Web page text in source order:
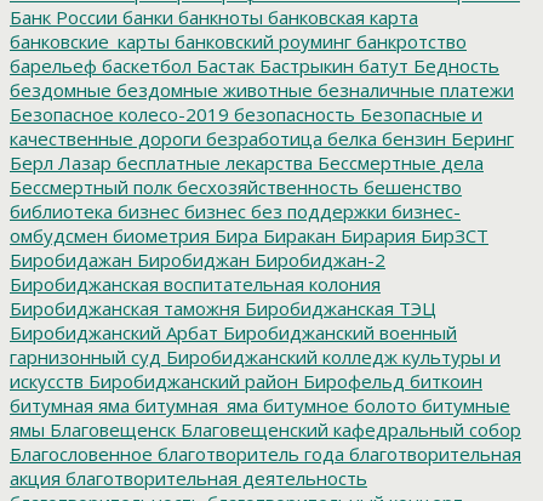
Банк России банки банкноты банковская карта
банковские_карты банковский роуминг банкротство
барельеф баскетбол Бастак Бастрыкин батут Бедность
бездомные бездомные животные безналичные платежи
Безопасное колесо-2019 безопасность Безопасные и
качественные дороги безработица белка бензин Беринг
Берл Лазар бесплатные лекарства Бессмертные дела
Бессмертный полк бесхозяйственность бешенство
библиотека бизнес бизнес без поддержки бизнес-
омбудсмен биометрия Бира Биракан Бирария БирЗСТ
Биробидажан Биробиджан Биробиджан-2
Биробиджанская воспитательная колония
Биробиджанская таможня Биробиджанская ТЭЦ
Биробиджанский Арбат Биробиджанский военный
гарнизонный суд Биробиджанский колледж культуры и
искусств Биробиджанский район Бирофельд биткоин
битумная яма битумная_яма битумное болото битумные
ямы Благовещенск Благовещенский кафедральный собор
Благословенное благотворитель года благотворительная
акция благотворительная деятельность